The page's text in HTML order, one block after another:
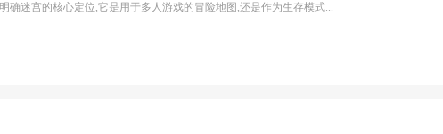
确迷宫的核心定位,它是用于多人游戏的冒险地图,还是作为生存模式...